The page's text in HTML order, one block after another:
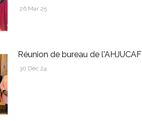
26 Mar 25
Réunion de bureau de l'AHJUCAF
30 Dec 24